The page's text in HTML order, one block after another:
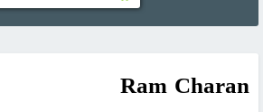
Ram Charan